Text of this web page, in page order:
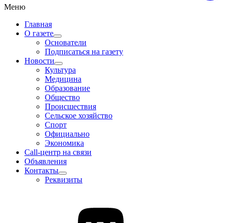
Меню
Главная
О газете
Основатели
Подписаться на газету
Новости
Культура
Медицина
Образование
Общество
Происшествия
Сельское хозяйство
Спорт
Официально
Экономика
Call-центр на связи
Объявления
Контакты
Реквизиты